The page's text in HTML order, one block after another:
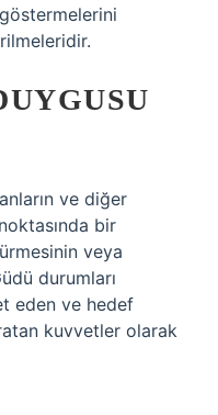
ve diğer
bir
veya
durumları
eden ve hedef
kuvvetler olarak